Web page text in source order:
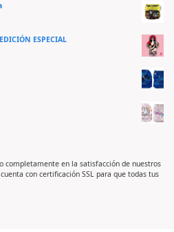
ESPECIAL
completamente en la satisfacción de nuestros
con certificación SSL para que todas tus